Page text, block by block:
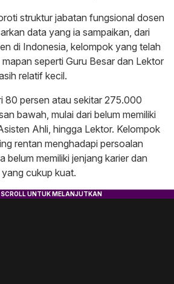
struktur jabatan fungsional dosen
data yang ia sampaikan, dari
di Indonesia, kelompok yang telah
seperti Guru Besar dan Lektor
relatif kecil.
80 persen atau sekitar 275.000
bawah, mulai dari belum memiliki
Ahli, hingga Lektor. Kelompok
rentan menghadapi persoalan
belum memiliki jenjang karier dan
cukup kuat.